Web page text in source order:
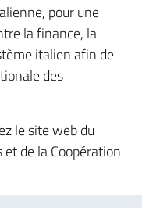
pour une
la finance, la
italien afin de
des
le site web du
de la Coopération